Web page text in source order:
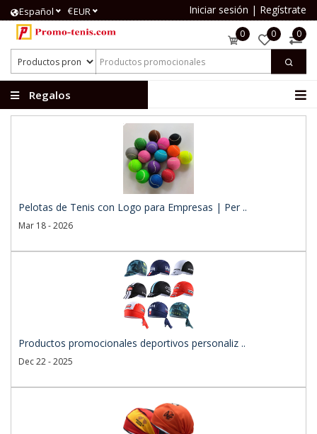
Español €EUR Iniciar sesión | Regístrate
0 0 0
Regalos
Pelotas de Tenis con Logo para Empresas | Per ..
Mar 18 - 2026
Productos promocionales deportivos personaliz ..
Dec 22 - 2025